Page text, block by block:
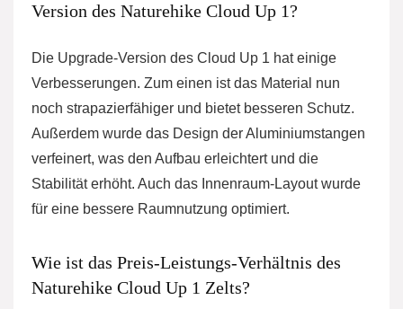
Version des Naturehike Cloud Up 1?
Die Upgrade-Version des Cloud Up 1 hat einige
Verbesserungen. Zum einen ist das Material nun
noch strapazierfähiger und bietet besseren Schutz.
Außerdem wurde das Design der Aluminiumstangen
verfeinert, was den Aufbau erleichtert und die
Stabilität erhöht. Auch das Innenraum-Layout wurde
für eine bessere Raumnutzung optimiert.
Wie ist das Preis-Leistungs-Verhältnis des
Naturehike Cloud Up 1 Zelts?